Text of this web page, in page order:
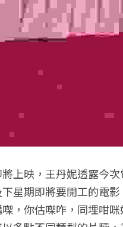
上映，王丹妮透露今
星期即將要開工的電
，你估㗎咋，同埋咁